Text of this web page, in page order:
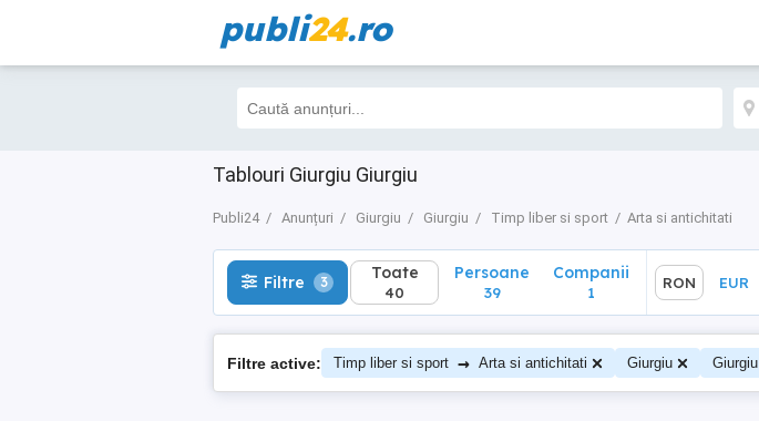
publi24.ro
Tablouri Giurgiu Giurgiu
Publi24 Anunțuri Giurgiu Giurgiu Timp liber si sport Arta si antichitati
Filtre 3 Toate
40
Filtre 3 Toate
40
Persoane
39
Companii
1
RON EUR
Filtre active: Timp liber si sport → Arta si antichitati Giurgiu Giurgiu